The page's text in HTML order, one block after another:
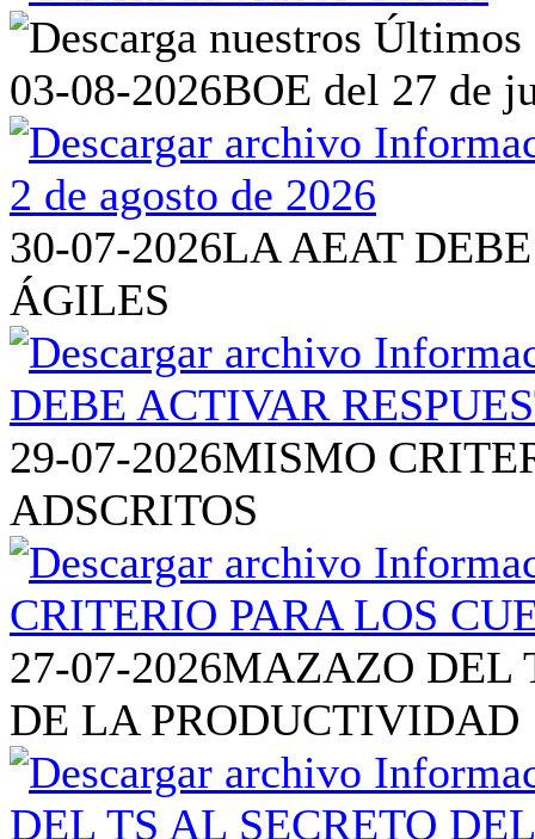
03-08-2026BOE del 27 de
30-07-2026LA AEAT
ÁGILES
29-07-2026MISMO
ADSCRITOS
27-07-2026MAZAZO DEL
DE LA PRODUCTIVIDAD